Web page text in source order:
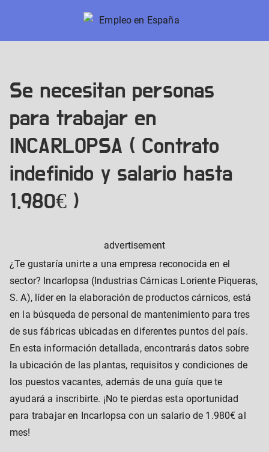
content
Empleo en España
Se necesitan personas
para trabajar en
INCARLOPSA ( Contrato
indefinido y salario hasta
1.980€ )
advertisement
¿Te gustaría unirte a una empresa reconocida en el
sector? Incarlopsa (Industrias Cárnicas Loriente Piqueras,
S. A), líder en la elaboración de productos cárnicos, está
en la búsqueda de personal de mantenimiento para tres
de sus fábricas ubicadas en diferentes puntos del país.
En esta información detallada, encontrarás datos sobre
la ubicación de las plantas, requisitos y condiciones de
los puestos vacantes, además de una guía que te
ayudará a inscribirte. ¡No te pierdas esta oportunidad
para trabajar en Incarlopsa con un salario de 1.980€ al
mes!